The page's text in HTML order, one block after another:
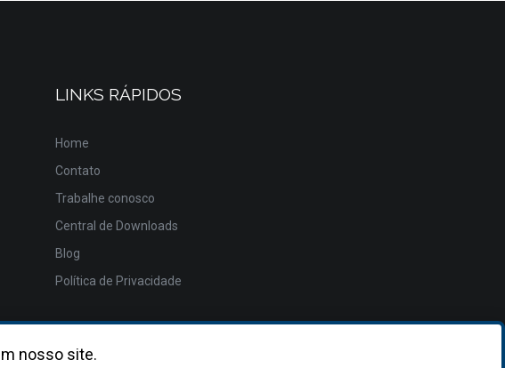
LINKS RÁPIDOS
Home
Contato
Trabalhe conosco
Central de Downloads
Blog
Política de Privacidade
nosso site.